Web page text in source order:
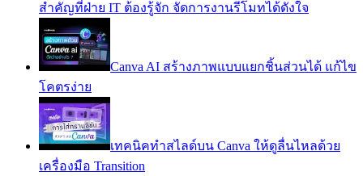
สำคัญที่ฝ่าย IT ต้องรู้จัก จัดการงานรีโมทได้ดังใจ
Canva AI สร้างภาพแบบแยกชิ้นส่วนได้ แก้ไข
โคตรง่าย
เทคนิคทำสไลด์บน Canva ให้ดูลื่นไหลด้วย
เครื่องมือ Transition